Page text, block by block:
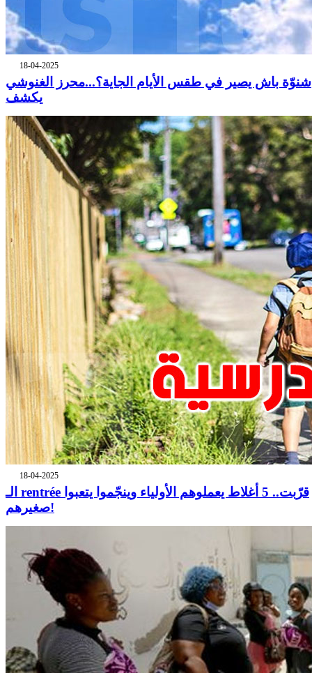
18-04-2025
شنوّة باش يصير في طقس الأيام الجاية؟...محرز الغنوشي
يكشف
18-04-2025
الـ rentrée قرّبت.. 5 أغلاط يعملوهم الأولياء وينجّموا يتعبوا
صغيرهم!